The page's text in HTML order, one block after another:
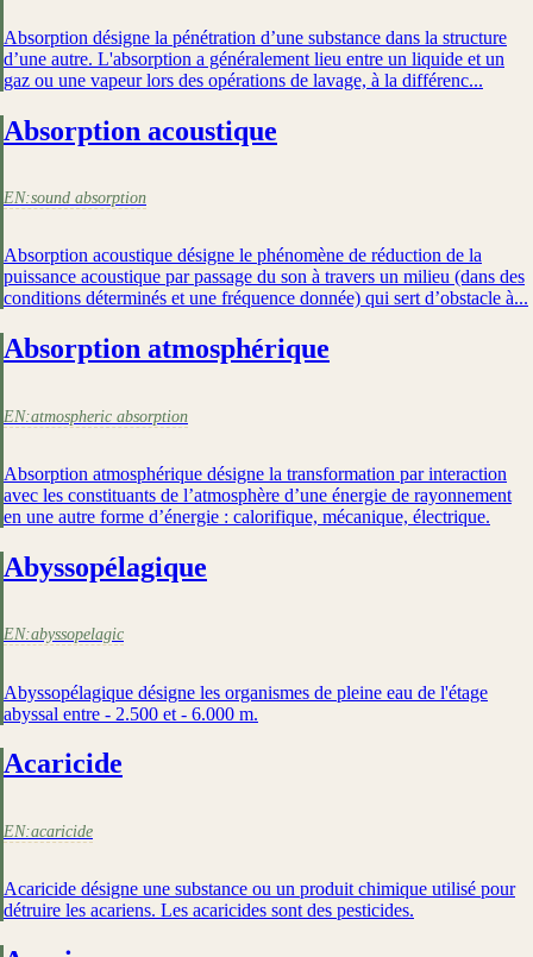
Absorption désigne la pénétration d’une substance dans la structure
d’une autre. L'absorption a généralement lieu entre un liquide et un
gaz ou une vapeur lors des opérations de lavage, à la différenc...
Absorption acoustique
EN:sound absorption
Absorption acoustique désigne le phénomène de réduction de la
puissance acoustique par passage du son à travers un milieu (dans des
conditions déterminés et une fréquence donnée) qui sert d’obstacle à...
Absorption atmosphérique
EN:atmospheric absorption
Absorption atmosphérique désigne la transformation par interaction
avec les constituants de l’atmosphère d’une énergie de rayonnement
en une autre forme d’énergie : calorifique, mécanique, électrique.
Abyssopélagique
EN:abyssopelagic
Abyssopélagique désigne les organismes de pleine eau de l'étage
abyssal entre - 2.500 et - 6.000 m.
Acaricide
EN:acaricide
Acaricide désigne une substance ou un produit chimique utilisé pour
détruire les acariens. Les acaricides sont des pesticides.